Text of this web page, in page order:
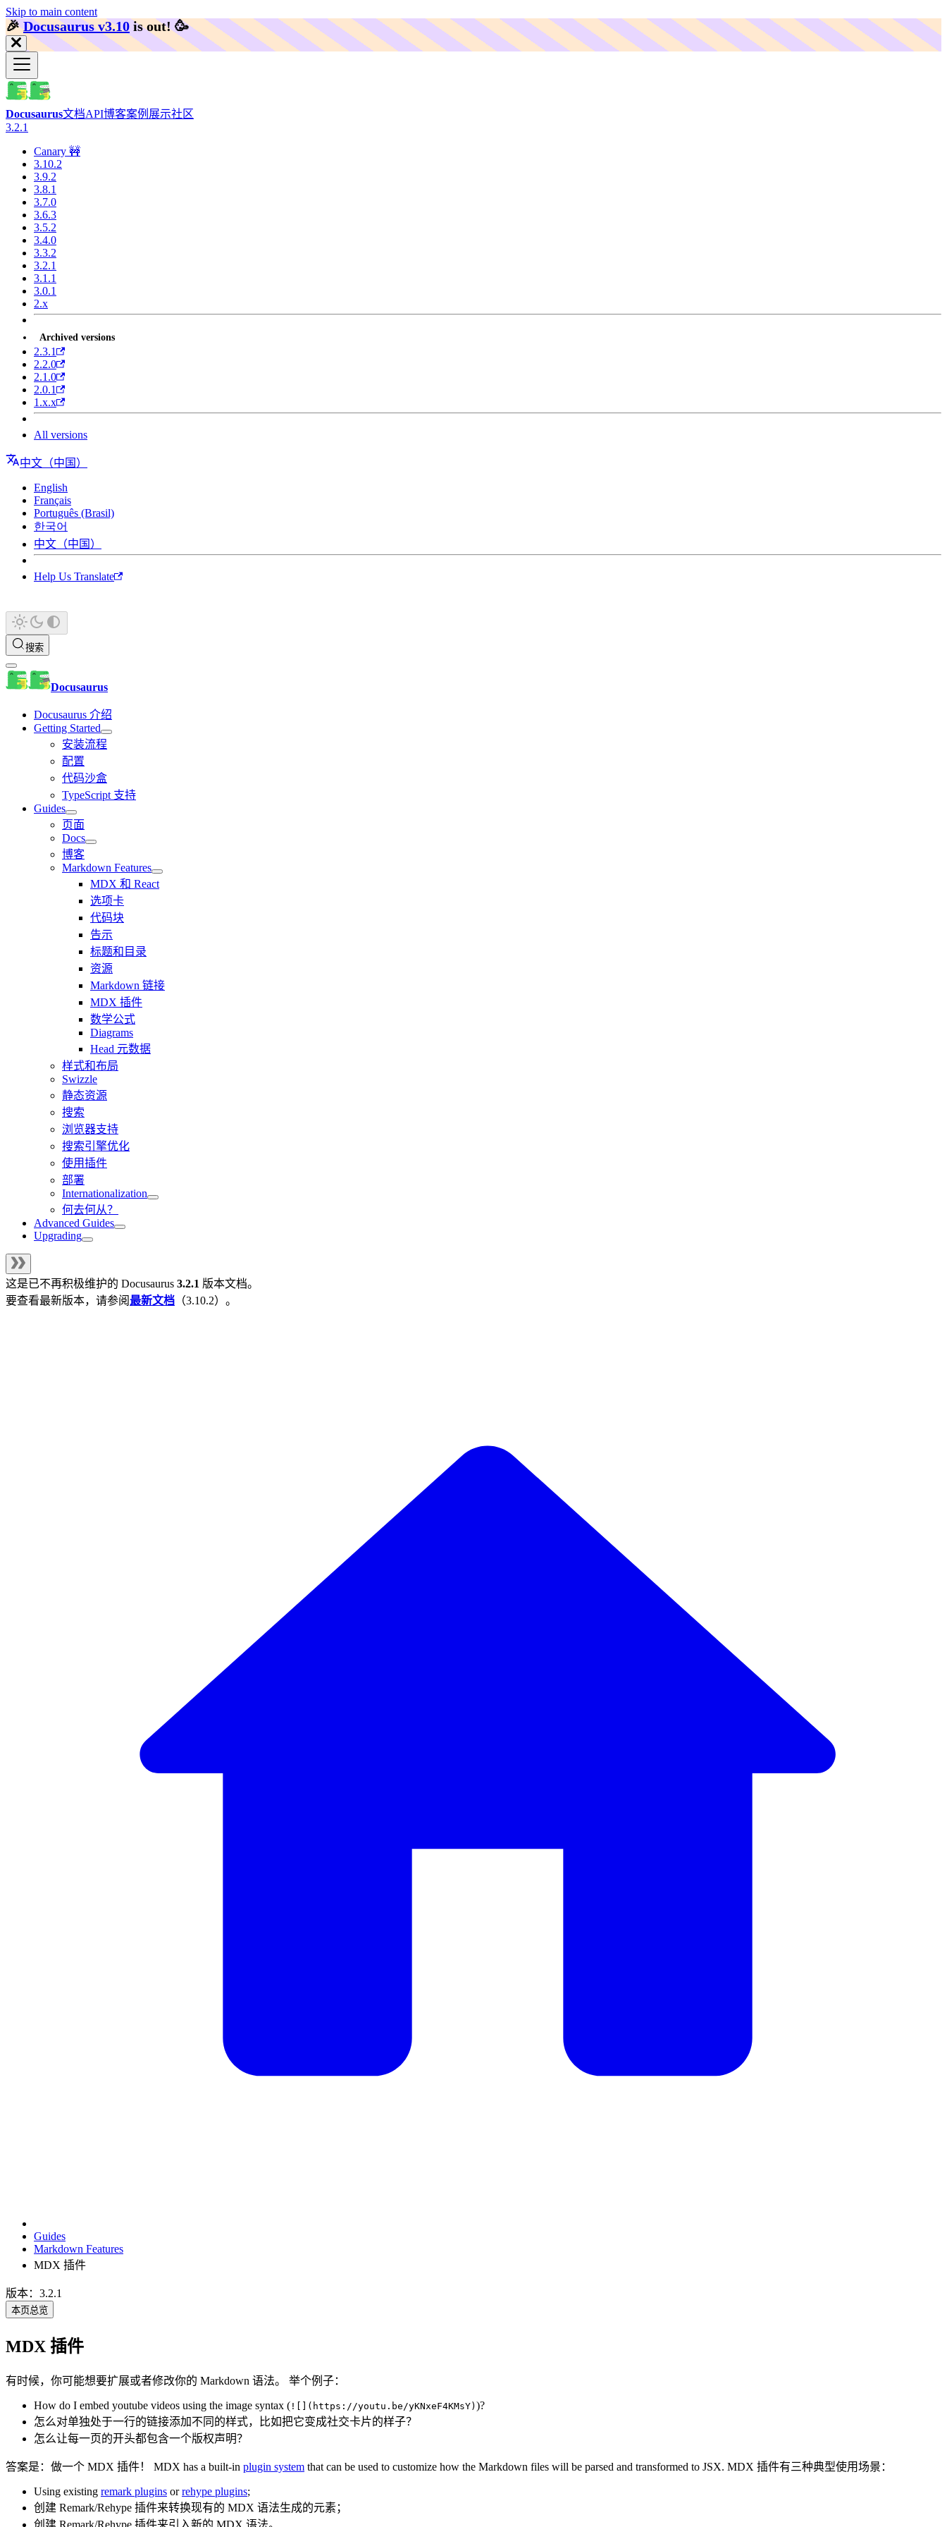
Skip to main content
🎉️Docusaurus v3.10 is out! 🥳️
Docusaurus文档API博客案例展示社区
3.2.1
Canary 🚧
3.10.2
3.9.2
3.8.1
3.7.0
3.6.3
3.5.2
3.4.0
3.3.2
3.2.1
3.1.1
3.0.1
2.x
Archived versions
2.3.1
2.2.0
2.1.0
2.0.1
1.x.x
All versions
中文（中国）
English
Français
Português (Brasil)
한국어
中文（中国）
Help Us Translate
搜索
Docusaurus
Docusaurus 介绍
Getting Started
安装流程
配置
代码沙盒
TypeScript 支持
Guides
页面
Docs
博客
Markdown Features
MDX 和 React
选项卡
代码块
告示
标题和目录
资源
Markdown 链接
MDX 插件
数学公式
Diagrams
Head 元数据
样式和布局
Swizzle
静态资源
搜索
浏览器支持
搜索引擎优化
使用插件
部署
Internationalization
何去何从？
Advanced Guides
Upgrading
这是已不再积极维护的 Docusaurus 3.2.1 版本文档。
要查看最新版本，请参阅最新文档 （3.10.2）。
Guides
Markdown Features
MDX 插件
版本：3.2.1
本页总览
MDX 插件
有时候，你可能想要扩展或者修改你的 Markdown 语法。 举个例子：
How do I embed youtube videos using the image syntax ( ![](https://youtu.be/yKNxeF4KMsY) )?
怎么对单独处于一行的链接添加不同的样式，比如把它变成社交卡片的样子？
怎么让每一页的开头都包含一个版权声明？
答案是：做一个 MDX 插件！ MDX has a built-in plugin system that can be used to customize how the Markdown files will be parsed and transformed to JSX. MDX 插件有三种典型使用场景：
Using existing remark plugins orrehype plugins;
创建 Remark/Rehype 插件来转换现有的 MDX 语法生成的元素；
创建 Remark/Rehype 插件来引入新的 MDX 语法。